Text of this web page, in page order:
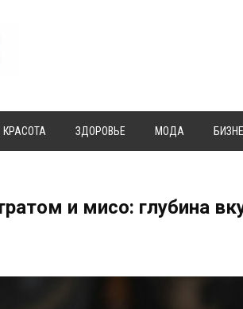
КРАСОТА ЗДОРОВЬЕ МОДА
и мисо: глубина